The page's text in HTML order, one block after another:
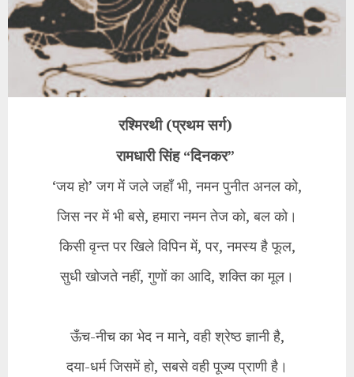
रश्मिरथी (प्रथम सर्ग)
रामधारी सिंह “दिनकर”
‘जय हो’ जग में जले जहाँ भी, नमन पुनीत अनल को,
जिस नर में भी बसे, हमारा नमन तेज को, बल को।
किसी वृन्त पर खिले विपिन में, पर, नमस्य है फूल,
सुधी खोजते नहीं, गुणों का आदि, शक्ति का मूल।
ऊँच-नीच का भेद न माने, वही श्रेष्ठ ज्ञानी है,
दया-धर्म जिसमें हो, सबसे वही पूज्य प्राणी है।